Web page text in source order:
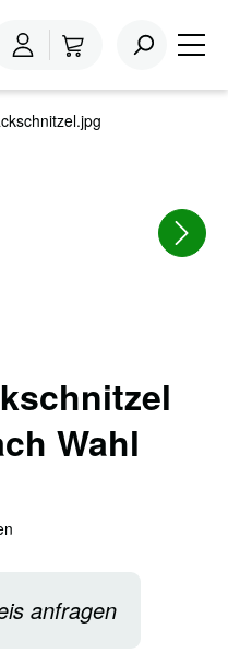
Spielplatz
Wahl
anfragen